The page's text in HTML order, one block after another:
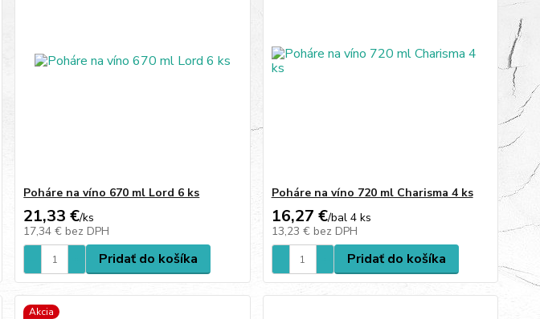
Poháre na víno 670 ml Lord 6 ks
21,33 €/ks
17,34 € bez DPH
Pridať do košíka
Poháre na víno 720 ml Charisma 4 ks
16,27 €/bal 4 ks
13,23 € bez DPH
Pridať do košíka
Akcia